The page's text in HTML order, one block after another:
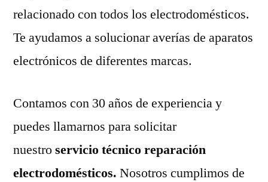
relacionado con todos los electrodomésticos.
Te ayudamos a solucionar averías de aparatos
electrónicos de diferentes marcas.
Contamos con 30 años de experiencia y
puedes llamarnos para solicitar
nuestroservicio técnico reparación
electrodomésticos. Nosotros cumplimos de